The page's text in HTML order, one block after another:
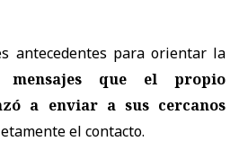
antecedentes para orientar la
mensajes que el propio
a enviar a sus cercanos
el contacto.